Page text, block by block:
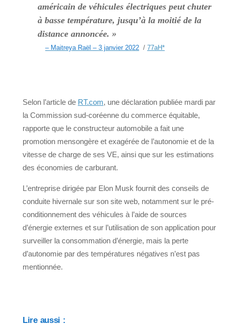
américain de véhicules électriques peut chuter
à basse température, jusqu’à la moitié de la
distance annoncée. »
– Maitreya Raël – 3 janvier 2022 / 77aH*
Selon l’article de RT.com, une déclaration publiée mardi par
la Commission sud-coréenne du commerce équitable,
rapporte que le constructeur automobile a fait une
promotion mensongère et exagérée de l’autonomie et de la
vitesse de charge de ses VE, ainsi que sur les estimations
des économies de carburant.
L’entreprise dirigée par Elon Musk fournit des conseils de
conduite hivernale sur son site web, notamment sur le pré-
conditionnement des véhicules à l’aide de sources
d’énergie externes et sur l’utilisation de son application pour
surveiller la consommation d’énergie, mais la perte
d’autonomie par des températures négatives n’est pas
mentionnée.
Lire aussi :